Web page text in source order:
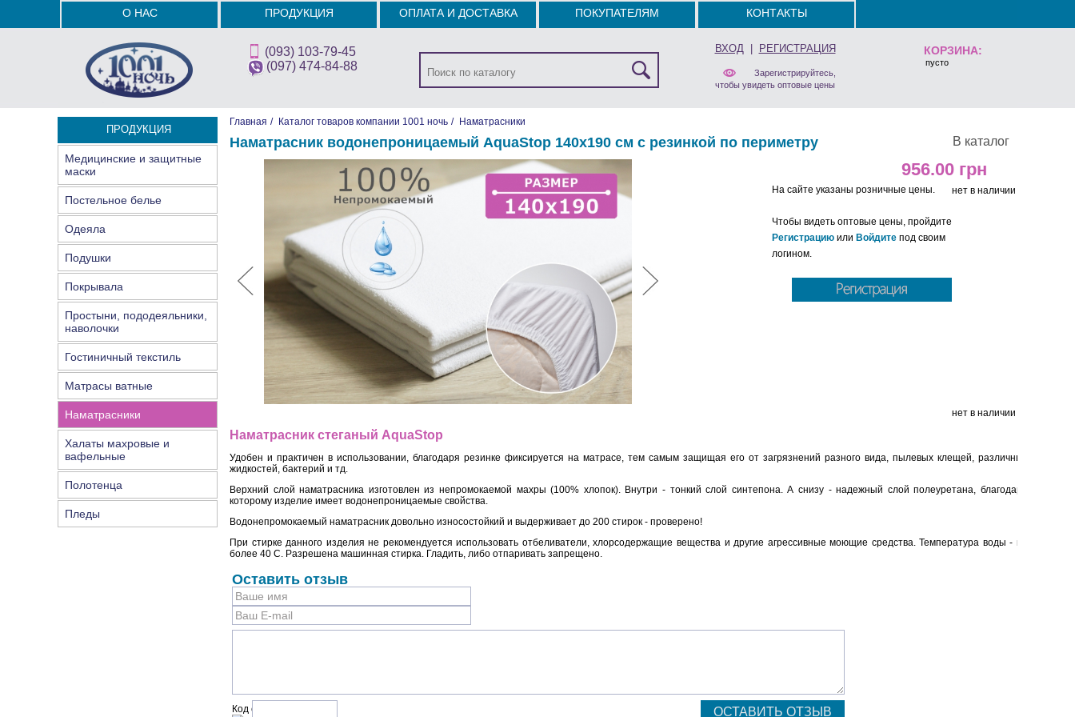
КОРЗИНА:
пусто
О НАС ПРОДУКЦИЯ ОПЛАТА И ДОСТАВКА ПОКУПАТЕЛЯМ КОНТАКТЫ
(093) 103-79-45
(097) 474-84-88
ВХОД| РЕГИСТРАЦИЯ
Зарегистрируйтесь,
чтобы увидеть оптовые цены
ПРОДУКЦИЯ
Медицинские и защитные
маски
Постельное белье
Одеяла
Подушки
Покрывала
Простыни, пододеяльники,
наволочки
Гостиничный текстиль
Матрасы ватные
Наматрасники
Халаты махровые и
вафельные
Полотенца
Пледы
Главная / Каталог товаров компании 1001 ночь / Наматрасники
В каталог
Наматрасник водонепроницаемый AquaStop 140х190 см с резинкой по периметру
956.00
нет в наличии
На сайте указаны розничные цены.
Чтобы видеть оптовые цены, пройдите
Регистрацию или Войдите под своим
логином.
нет в наличии
Наматрасник стеганый AquaStop
Удобен и практичен в использовании, благодаря резинке фиксируется на матрасе, тем самым защищая его от загрязнений разного вида, пылевых клещей, различных
жидкостей, бактерий и тд.
Верхний слой наматрасника изготовлен из непромокаемой махры (100% хлопок). Внутри - тонкий слой синтепона. А снизу - надежный слойполеуретана, благодаря
которому изделие имеет водонепроницаемые свойства.
Водонепромокаемый наматрасник довольно износостойкий и выдерживает до 200 стирок - проверено!
При стирке данного изделия не рекомендуется использовать отбеливатели, хлорсодержащие вещества и другие агрессивные моющие средства. Температура воды - не
более 40 С. Разрешена машинная стирка. Гладить, либо отпаривать запрещено.
Оставить отзыв
Код с рисунка: